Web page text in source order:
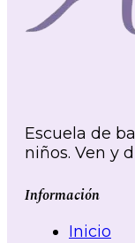
Escuela de
niños. Ven y
Información
Inicio